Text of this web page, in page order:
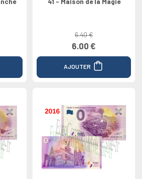
6.40 €
6.00 €
AJOUTER